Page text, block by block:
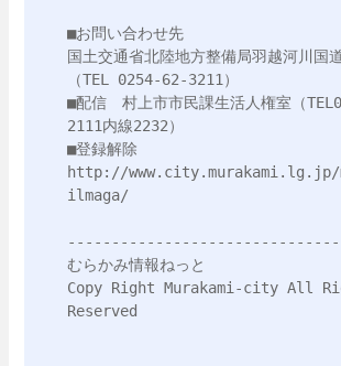
■お問い合わせ先
国土交通省北陸地方整備局羽越河川国
（TEL 0254-62-3211）
■配信　村上市市民課生活人権室（
2111内線2232）
■登録解除
http://www.city.murakami.lg.jp/
ilmaga/
むらかみ情報ねっと
Copy Right Murakami-city All
Reserved